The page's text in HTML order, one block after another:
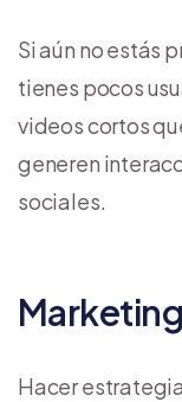
Si aún no estás
tienes pocos
videos cortos
generen
sociales.
Hacer